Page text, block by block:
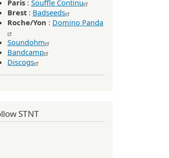
Paris : Souffle Continu
Brest : Badseeds
Roche/Yon : Domino Panda
Soundohm
Bandcamp
Discogs
STNT